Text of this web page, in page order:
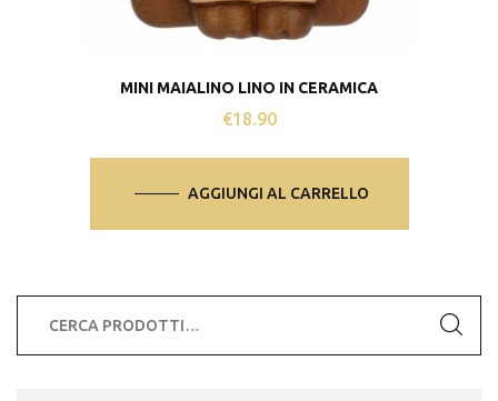
MINI MAIALINO LINO IN CERAMICA
€18.90
AGGIUNGI AL CARRELLO